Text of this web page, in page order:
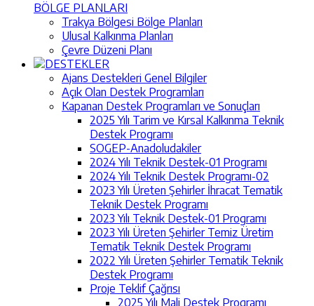
BÖLGE PLANLARI
Trakya Bölgesi Bölge Planları
Ulusal Kalkınma Planları
Çevre Düzeni Planı
DESTEKLER
Ajans Destekleri Genel Bilgiler
Açık Olan Destek Programları
Kapanan Destek Programları ve Sonuçları
2025 Yılı Tarim ve Kırsal Kalkınma Teknik
Destek Programı
SOGEP-Anadoludakiler
2024 Yılı Teknik Destek-01 Programı
2024 Yılı Teknik Destek Programı-02
2023 Yılı Üreten Şehirler İhracat Tematik
Teknik Destek Programı
2023 Yılı Teknik Destek-01 Programı
2023 Yılı Üreten Şehirler Temiz Üretim
Tematik Teknik Destek Programı
2022 Yılı Üreten Şehirler Tematik Teknik
Destek Programı
Proje Teklif Çağrısı
2025 Yılı Mali Destek Programı